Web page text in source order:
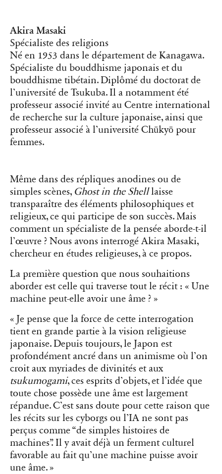
Akira Masaki
Spécialiste des religions
Né en 1953 dans le département de Kanagawa.
Spécialiste du bouddhisme japonais et du
bouddhisme tibétain. Diplômé du doctorat de
l’université de Tsukuba. Il a notamment été
professeur associé invité au Centre international
de recherche sur la culture japonaise, ainsi que
professeur associé à l’université Chūkyō pour
femmes.
Même dans des répliques anodines ou de
simples scènes, Ghost in the Shelllaisse
transparaître des éléments philosophiques et
religieux, ce qui participe de son succès. Mais
comment un spécialiste de la pensée aborde-t-il
l’œuvre ? Nous avons interrogé Akira Masaki,
chercheur en études religieuses, à ce propos.
La première question que nous souhaitions
aborder est celle qui traverse tout le récit : « Une
machine peut-elle avoir une âme ? »
« Je pense que la force de cette interrogation
tient en grande partie à la vision religieuse
japonaise. Depuis toujours, le Japon est
profondément ancré dans un animisme où l’on
croit aux myriades de divinités et aux
tsukumogami, ces esprits d’objets, et l’idée que
toute chose possède une âme est largement
répandue. C’est sans doute pour cette raison que
les récits sur les cyborgs ou l’IA ne sont pas
perçus comme “de simples histoires de
machines”. Il y avait déjà un ferment culturel
favorable au fait qu’une machine puisse avoir
une âme. »